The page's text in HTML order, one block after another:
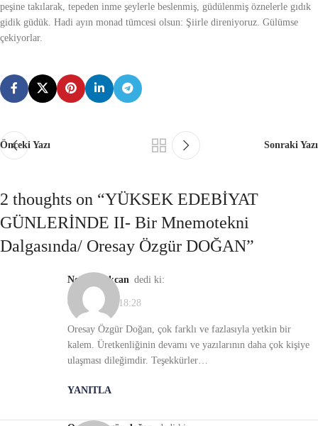
peşine takılarak, tepeden inme şeylerle beslenmiş, güdülenmiş öznelerle gıdık
gidik güdük. Hadi ayın monad tümcesi olsun: Şiirle direniyoruz. Gülümse
çekiyorlar.
Önceki Yazı Sonraki Yazı
2 thoughts on “YÜKSEK EDEBİYAT
GÜNLERİNDE II- Bir Mnemotekni
Dalgasında/ Oresay Özgür DOĞAN”
Nesrin Pekcan dedi ki:
09/12/2020, 18:28
Oresay Özgür Doğan, çok farklı ve fazlasıyla yetkin bir
kalem. Üretkenliğinin devamı ve yazılarının daha çok kişiye
ulaşması dileğimdir. Teşekkürler…
YANITLA